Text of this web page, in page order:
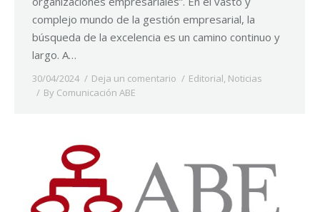
complejo mundo de la gestión empresarial, la
búsqueda de la excelencia es un camino continuo y
largo. A…
30/04/2024 Deja un comentario Editorial, Noticias
By Comunicación ABE